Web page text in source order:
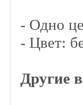
- Одно
- Цвет:
Другие